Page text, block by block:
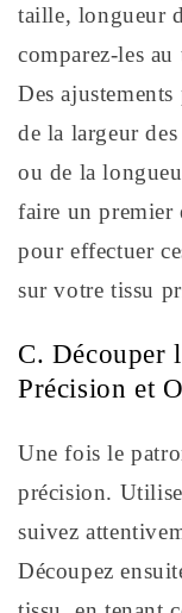
taille, longueur
comparez-les
Des ajustements
de la largeur
ou de la
faire un premier
pour effectuer
sur votre tissu
C. Découper
Précision et
Une fois le
précision.
suivez
Découpez